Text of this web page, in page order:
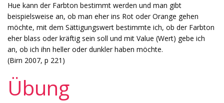
Hue kann der Farbton bestimmt werden und man gibt
beispielsweise an, ob man eher ins Rot oder Orange gehen
möchte, mit dem Sättigungswert bestimmte ich, ob der Farbton
eher blass oder kräftig sein soll und mit Value (Wert) gebe ich
an, ob ich ihn heller oder dunkler haben möchte.
(Birn 2007, p 221)
Übung